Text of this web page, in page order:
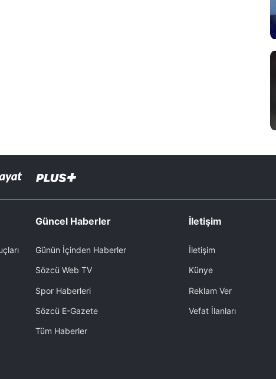
Güncel Haberler
Günün İçinden Haberler
Sözcü Web TV
Spor Haberleri
Sözcü E-Gazete
Tüm Haberler
İletişim
İletişim
Künye
Reklam Ver
Vefat İlanları